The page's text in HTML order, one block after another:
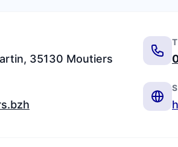
35130 Moutiers